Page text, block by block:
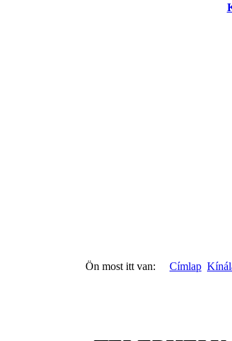
Ön most itt van:
Címlap